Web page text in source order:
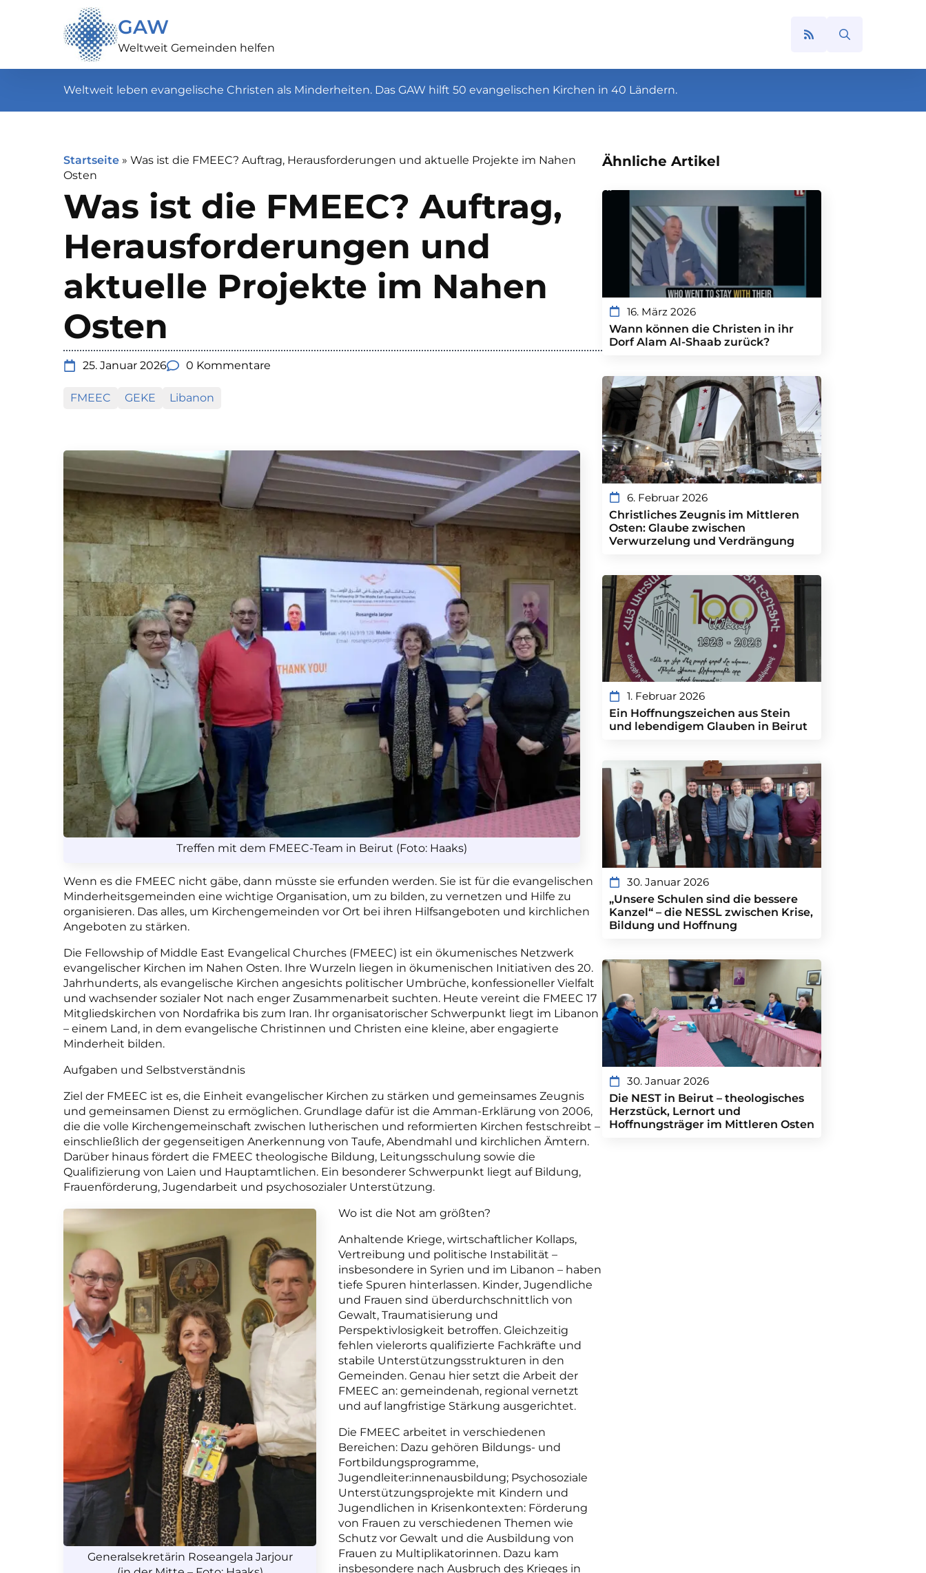
GAW
Weltweit Gemeinden helfen
Weltweit leben evangelische Christen als Minderheiten. Das GAW hilft 50 evangelischen Kirchen in 40 Ländern.
Startseite » Was ist die FMEEC? Auftrag, Herausforderungen und aktuelle Projekte im Nahen
Osten
Was ist die FMEEC? Auftrag,
Herausforderungen und
aktuelle Projekte im Nahen
Osten
25. Januar 2026 0 Kommentare
FMEEC GEKE Libanon
Treffen mit dem FMEEC-Team in Beirut (Foto: Haaks)
Wenn es die FMEEC nicht gäbe, dann müsste sie erfunden werden. Sie ist für die evangelischen
Minderheitsgemeinden eine wichtige Organisation, um zu bilden, zu vernetzen und Hilfe zu
organisieren. Das alles, um Kirchengemeinden vor Ort bei ihren Hilfsangeboten und kirchlichen
Angeboten zu stärken.
Die Fellowship of Middle East Evangelical Churches (FMEEC) ist ein ökumenisches Netzwerk
evangelischer Kirchen im Nahen Osten. Ihre Wurzeln liegen in ökumenischen Initiativen des 20.
Jahrhunderts, als evangelische Kirchen angesichts politischer Umbrüche, konfessioneller Vielfalt
und wachsender sozialer Not nach enger Zusammenarbeit suchten. Heute vereint die FMEEC 17
Mitgliedskirchen von Nordafrika bis zum Iran. Ihr organisatorischer Schwerpunkt liegt im Libanon
– einem Land, in dem evangelische Christinnen und Christen eine kleine, aber engagierte
Minderheit bilden.
Aufgaben und Selbstverständnis
Ziel der FMEEC ist es, die Einheit evangelischer Kirchen zu stärken und gemeinsames Zeugnis
und gemeinsamen Dienst zu ermöglichen. Grundlage dafür ist die Amman-Erklärung von 2006,
die die volle Kirchengemeinschaft zwischen lutherischen und reformierten Kirchen festschreibt –
einschließlich der gegenseitigen Anerkennung von Taufe, Abendmahl und kirchlichen Ämtern.
Darüber hinaus fördert die FMEEC theologische Bildung, Leitungsschulung sowie die
Qualifizierung von Laien und Hauptamtlichen. Ein besonderer Schwerpunkt liegt auf Bildung,
Frauenförderung, Jugendarbeit und psychosozialer Unterstützung.
Generalsekretärin Roseangela Jarjour
Wo ist die Not am größten?
Anhaltende Kriege, wirtschaftlicher Kollaps,
Vertreibung und politische Instabilität –
insbesondere in Syrien und im Libanon – haben
tiefe Spuren hinterlassen. Kinder, Jugendliche
und Frauen sind überdurchschnittlich von
Gewalt, Traumatisierung und
Perspektivlosigkeit betroffen. Gleichzeitig
fehlen vielerorts qualifizierte Fachkräfte und
stabile Unterstützungsstrukturen in den
Gemeinden. Genau hier setzt die Arbeit der
FMEEC an: gemeindenah, regional vernetzt
und auf langfristige Stärkung ausgerichtet.
Die FMEEC arbeitet in verschiedenen
Bereichen: Dazu gehören Bildungs- und
Fortbildungsprogramme,
Jugendleiter:innenausbildung; Psychosoziale
Unterstützungsprojekte mit Kindern und
Jugendlichen in Krisenkontexten: Förderung
von Frauen zu verschiedenen Themen wie
Schutz vor Gewalt und die Ausbildung von
Frauen zu Multiplikatorinnen. Dazu kam
insbesondere nach Ausbruch des Krieges in
Ähnliche Artikel
16. März 2026
Wann können die Christen in ihr
Dorf Alam Al-Shaab zurück?
6. Februar 2026
Christliches Zeugnis im Mittleren
Osten: Glaube zwischen
Verwurzelung und Verdrängung
1. Februar 2026
Ein Hoffnungszeichen aus Stein
und lebendigem Glauben in Beirut
30. Januar 2026
„Unsere Schulen sind die bessere
Kanzel“ – die NESSL zwischen Krise,
Bildung und Hoffnung
30. Januar 2026
Die NEST in Beirut – theologisches
Herzstück, Lernort und
Hoffnungsträger im Mittleren Osten